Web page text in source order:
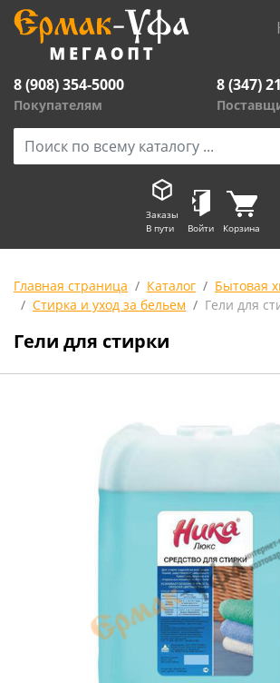
8 (908) 354-5000
Покупателям
8 (347)
Заказы
В пути
Войти Корзина
Главная страница Каталог
Бытовая
Стирка и уход за бельем
Гели для
Гели для стирки